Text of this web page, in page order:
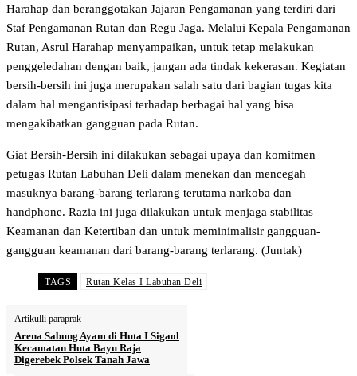
Harahap dan beranggotakan Jajaran Pengamanan yang terdiri dari
Staf Pengamanan Rutan dan Regu Jaga. Melalui Kepala Pengamanan
Rutan, Asrul Harahap menyampaikan, untuk tetap melakukan
penggeledahan dengan baik, jangan ada tindak kekerasan. Kegiatan
bersih-bersih ini juga merupakan salah satu dari bagian tugas kita
dalam hal mengantisipasi terhadap berbagai hal yang bisa
mengakibatkan gangguan pada Rutan.
Giat Bersih-Bersih ini dilakukan sebagai upaya dan komitmen
petugas Rutan Labuhan Deli dalam menekan dan mencegah
masuknya barang-barang terlarang terutama narkoba dan
handphone. Razia ini juga dilakukan untuk menjaga stabilitas
Keamanan dan Ketertiban dan untuk meminimalisir gangguan-
gangguan keamanan dari barang-barang terlarang. (Juntak)
TAGS Rutan Kelas I Labuhan Deli
Artikulli paraprak
Arena Sabung Ayam di Huta I Sigaol
Kecamatan Huta Bayu Raja
Digerebek Polsek Tanah Jawa